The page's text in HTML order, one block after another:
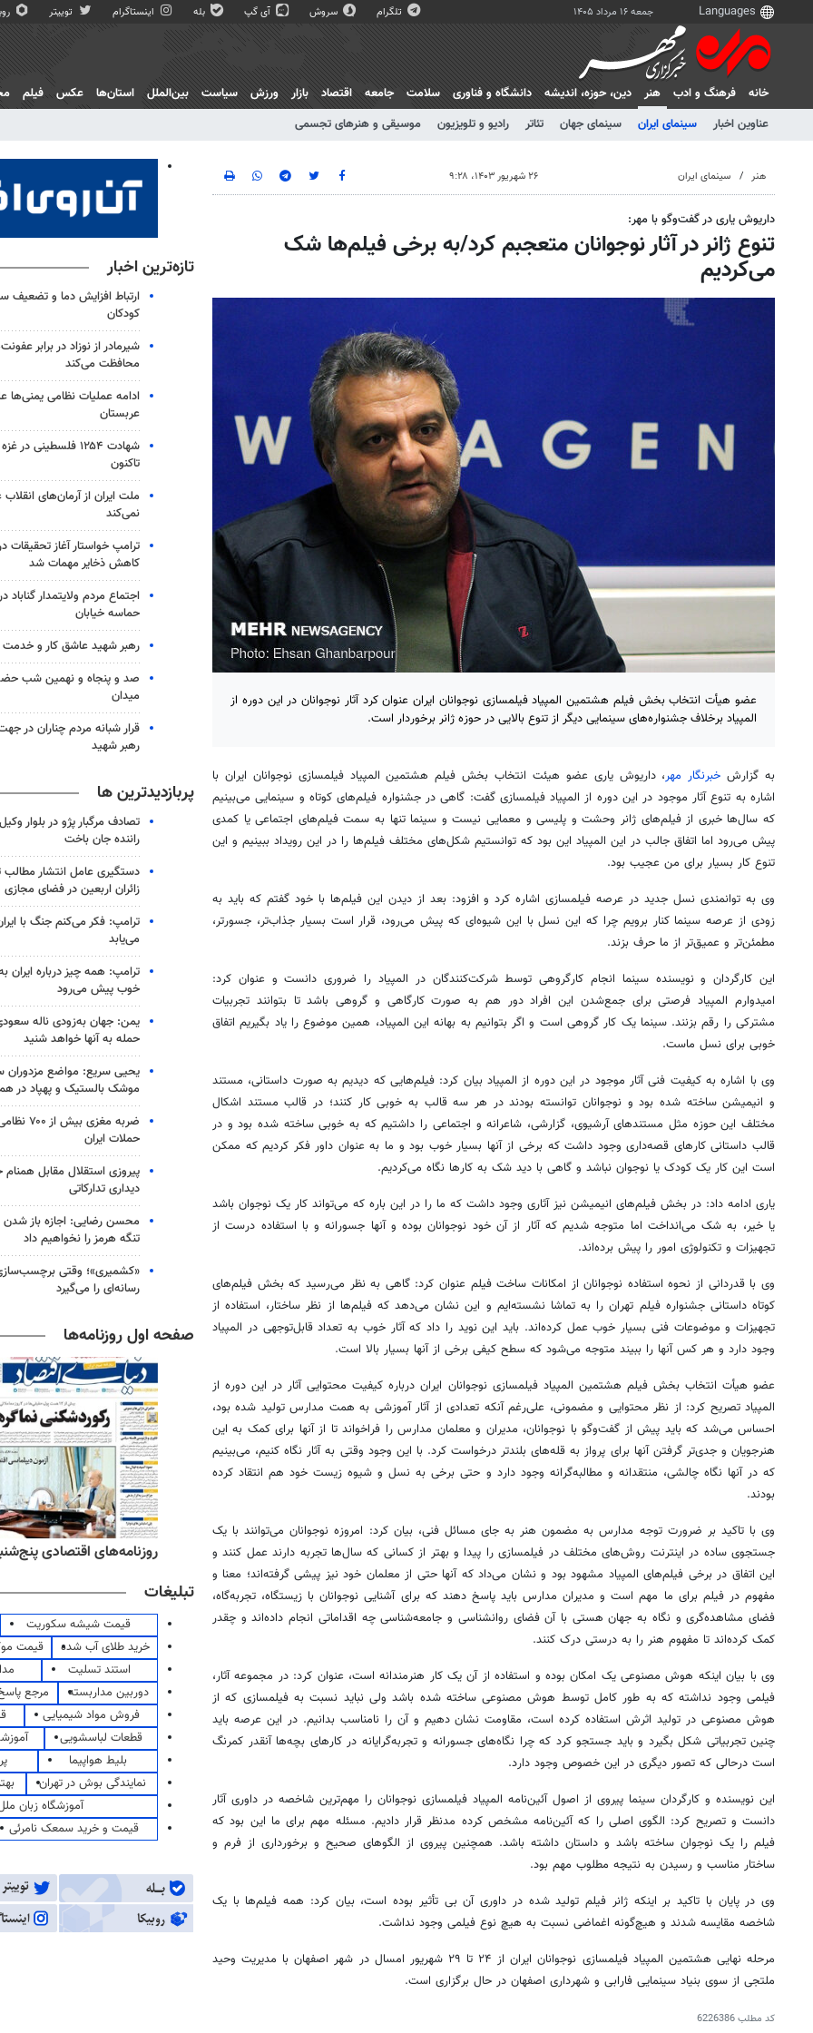
جمعه ۱۶ مرداد ۱۴۰۵ تلگرام سروش آی گپ بله اینستاگرام توییتر
خانه فرهنگ و ادب
هنر
عناوین اخبار
سینمای ایران سینمای جهان تئاتر رادیو و تلویزیون موسیقی و هنرهای تجسمی
دين، حوزه، انديشه دانشگاه و فناوری سلامت جامعه اقتصاد بازار ورزش سیاست بین‌الملل استان‌ها عکس فیلم
هنر سینمای ایران ۲۶ شهریور ۱۴۰۳، ۹:۲۸
داریوش یاری در گفت‌وگو با مهر:
تنوع ژانر در آثار نوجوانان متعجبم کرد/به برخی فیلم‌ها شک
می‌کردیم
عضو هیأت انتخاب بخش فیلم هشتمین المپیاد فیلمسازی نوجوانان ایران عنوان کرد آثار نوجوانان در این دوره از
المپیاد برخلاف جشنواره‌های سینمایی دیگر از تنوع بالایی در حوزه ژانر برخوردار است.
به گزارشخبرنگار مهر، داریوش یاری عضو هیئت انتخاب بخش فیلم هشتمین المپیاد فیلمسازی نوجوانان ایران با
اشاره به تنوع آثار موجود در این دوره از المپیاد فیلمسازی گفت: گاهی در جشنواره فیلم‌های کوتاه و سینمایی می‌بینیم
که سال‌ها خبری از فیلم‌های ژانر وحشت و پلیسی و معمایی نیست و سینما تنها به سمت فیلم‌های اجتماعی یا کمدی
پیش می‌رود اما اتفاق جالب در این المپیاد این بود که توانستیم شکل‌های مختلف فیلم‌ها را در این رویداد ببینیم و این
تنوع کار بسیار برای من عجیب بود.
وی به توانمندی نسل جدید در عرصه فیلمسازی اشاره کرد و افزود: بعد از دیدن این فیلم‌ها با خود گفتم که باید به
زودی از عرصه سینما کنار برویم چرا که این نسل با این شیوه‌ای که پیش می‌رود، قرار است بسیار جذاب‌تر، جسورتر،
مطمئن‌تر و عمیق‌تر از ما حرف بزند.
این کارگردان و نویسنده سینما انجام کارگروهی توسط شرکت‌کنندگان در المپیاد را ضروری دانست و عنوان کرد:
امیدوارم المپیاد فرصتی برای جمع‌شدن این افراد دور هم به صورت کارگاهی و گروهی باشد تا بتوانند تجربیات
مشترکی را رقم بزنند. سینما یک کار گروهی است و اگر بتوانیم به بهانه این المپیاد، همین موضوع را یاد بگیریم اتفاق
خوبی برای نسل ماست.
وی با اشاره به کیفیت فنی آثار موجود در این دوره از المپیاد بیان کرد: فیلم‌هایی که دیدیم به صورت داستانی، مستند
و انیمیشن ساخته شده بود و نوجوانان توانسته بودند در هر سه قالب به خوبی کار کنند؛ در قالب مستند اشکال
مختلف این حوزه مثل مستندهای آرشیوی، گزارشی، شاعرانه و اجتماعی را داشتیم که به خوبی ساخته شده بود و در
قالب داستانی کارهای قصه‌داری وجود داشت که برخی از آنها بسیار خوب بود و ما به عنوان داور فکر کردیم که ممکن
است این کار یک کودک یا نوجوان نباشد و گاهی با دید شک به کارها نگاه می‌کردیم.
یاری ادامه داد: در بخش فیلم‌های انیمیشن نیز آثاری وجود داشت که ما را در این باره که می‌تواند کار یک نوجوان باشد
یا خیر، به شک می‌انداخت اما متوجه شدیم که آثار از آن خود نوجوانان بوده و آنها جسورانه و با استفاده درست از
تجهیزات و تکنولوژی امور را پیش برده‌اند.
وی با قدردانی از نحوه استفاده نوجوانان از امکانات ساخت فیلم عنوان کرد: گاهی به نظر می‌رسید که بخش فیلم‌های
کوتاه داستانی جشنواره فیلم تهران را به تماشا نشسته‌ایم و این نشان می‌دهد که فیلم‌ها از نظر ساختار، استفاده از
تجهیزات و موضوعات فنی بسیار خوب عمل کرده‌اند. باید این نوید را داد که آثار خوب به تعداد قابل‌توجهی در المپیاد
وجود دارد و هر کس آنها را ببیند متوجه می‌شود که سطح کیفی برخی از آنها بسیار بالا است.
عضو هیأت انتخاب بخش فیلم هشتمین المپیاد فیلمسازی نوجوانان ایران درباره کیفیت محتوایی آثار در این دوره از
المپیاد تصریح کرد: از نظر محتوایی و مضمونی، علی‌رغم آنکه تعدادی از آثار آموزشی به همت مدارس تولید شده بود،
احساس می‌شد که باید پیش از گفت‌وگو با نوجوانان، مدیران و معلمان مدارس را فراخواند تا از آنها برای کمک به این
هنرجویان و جدی‌تر گرفتن آنها برای پرواز به قله‌های بلندتر درخواست کرد. با این وجود وقتی به آثار نگاه کنیم، می‌بینیم
که در آنها نگاه چالشی، منتقدانه و مطالبه‌گرانه وجود دارد و حتی برخی به نسل و شیوه زیست خود هم انتقاد کرده
بودند.
وی با تاکید بر ضرورت توجه مدارس به مضمون هنر به جای مسائل فنی، بیان کرد: امروزه نوجوانان می‌توانند با یک
جستجوی ساده در اینترنت روش‌های مختلف در فیلمسازی را پیدا و بهتر از کسانی که سال‌ها تجربه دارند عمل کنند و
این اتفاق در برخی فیلم‌های المپیاد مشهود بود و نشان می‌داد که آنها حتی از معلمان خود نیز پیشی گرفته‌اند؛ معنا و
مفهوم در فیلم برای ما مهم است و مدیران مدارس باید پاسخ دهند که برای آشنایی نوجوانان با زیستگاه، تجربه‌گاه،
فضای مشاهده‌گری و نگاه به جهان هستی با آن فضای روانشناسی و جامعه‌شناسی چه اقداماتی انجام داده‌اند و چقدر
کمک کرده‌اند تا مفهوم هنر را به درستی درک کنند.
وی با بیان اینکه هوش مصنوعی یک امکان بوده و استفاده از آن یک کار هنرمندانه است، عنوان کرد: در مجموعه آثار،
فیلمی وجود نداشته که به طور کامل توسط هوش مصنوعی ساخته شده باشد ولی نباید نسبت به فیلمسازی که از
هوش مصنوعی در تولید اثرش استفاده کرده است، مقاومت نشان دهیم و آن را نامناسب بدانیم. در این عرصه باید
چنین تجربیاتی شکل بگیرد و باید جستجوکرد که چرا نگاه‌های جسورانه وتجربه‌گرایانه در کارهای بچه‌ها آنقدر کمرنگ
است درحالی که تصور دیگری در این خصوص وجود دارد.
این نویسنده و کارگردان سینما پیروی از اصولآئین‌نامهالمپیاد فیلمسازی نوجوانان را مهم‌ترین شاخصه در داوری آثار
دانست و تصریح کرد: الگوی اصلی را کهآئین‌نامهمشخص کرده مدنظر قرار دادیم. مسئله مهم برای ما این بود که
فیلم را یک نوجوان ساخته باشد و داستان داشته باشد. همچنین پیروی از الگوهای صحیح و برخورداری از فرم و
ساختار مناسب و رسیدن به نتیجه مطلوب مهم بود.
وی در پایان با تاکید بر اینکه ژانر فیلم تولید شده در داوری آن بی ‌تأثیر بوده است، بیان کرد: همه فیلم‌ها با یک
شاخصه مقایسه شدند و هیچ‌گونه اغماضی نسبت به هیچ نوع فیلمی وجود نداشت.
مرحله نهایی هشتمین المپیاد فیلمسازی نوجوانان ایران از ۲۴ تا ۲۹ شهریور امسال در شهر اصفهان با مدیریت وحید
ملتجی از سوی بنیاد سینمایی فارابی و شهرداری اصفهان در حال برگزاری است.
کد مطلب6226386
تازه‌ترین اخبار
ارتباط افزایش دما و تضعیف
کودکان
شیرمادر از نوزاد در برابر
محافظت می‌کند
ادامه عملیات نظامی یمنی‌ها
عربستان
شهادت ۱۲۵۴ فلسطینی
تاکنون
ملت ایران از آرمان‌های
نمی‌کند
ترامپ خواستار آغاز تحقیقات
کاهش ذخایر مهمات شد
حماسه خیابان
رهبر شهید عاشق کار و خدمت
صد و پنجاه و نهمین شب
میدان
قرار شبانه مردم چناران در
رهبر شهید
پربازدیدترین ها
تصادف مرگبار پژو در بلوار
راننده جان باخت
دستگیری عامل انتشار مطالب
زائران اربعین در فضای مجازی
ترامپ: فکر می‌کنم جنگ با
می‌یابد
ترامپ: همه چیز درباره ایران
خوب پیش می‌رود
یمن: جهان به‌زودی ناله
حمله به آنها خواهد شنید
یحیی سریع: مواضع مزدوران
موشک بالستیک و پهپاد در
ضربه مغزی
حملات ایران
پیروزی استقلال مقابل همنام
دیداری تدارکاتی
محسن رضایی: اجازه باز
تنگه هرمز را نخواهیم داد
«کشمیری»؛ وقتی
رسانه‌ای را می‌گیرد
صفحه اول روزنامه‌ها
روزنامه‌های صبح پنج‌شنبه ۱۵ مرداد ۱۴۰۵ روزنامه‌های ورزشی پنج‌شنبه ۱۵ مرداد ۱۴۰۵ روزنامه‌های اقتصادی پنج‌شنبه ۱۵ مرداد
تبلیغات
قیمت شیشه سکوریت
خرید طلای آب شده
قیمت
استند تسلیت
دوربین مداربسته
مرجع
فروش مواد شیمیایی
قطعات لباسشویی
بلیط هواپیما
نمایندگی بوش در تهران
آموزشگاه زبان
قیمت و خرید سمعک نامرئی